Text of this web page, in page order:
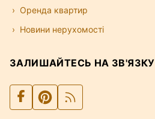
Оренда квартир
Новини нерухомості
ЗАЛИШАЙТЕСЬ НА ЗВ'ЯЗКУ